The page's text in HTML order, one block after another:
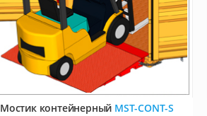
Мостик контейнерный MST-CONT-S